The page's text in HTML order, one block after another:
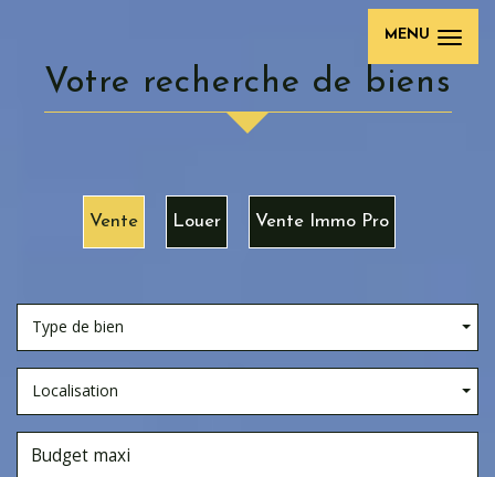
MENU
Votre recherche de biens
Vente Louer Vente Immo Pro
Type de bien
Localisation